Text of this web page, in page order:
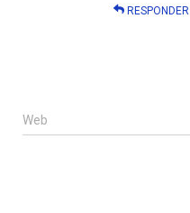
RESPONDER
Web